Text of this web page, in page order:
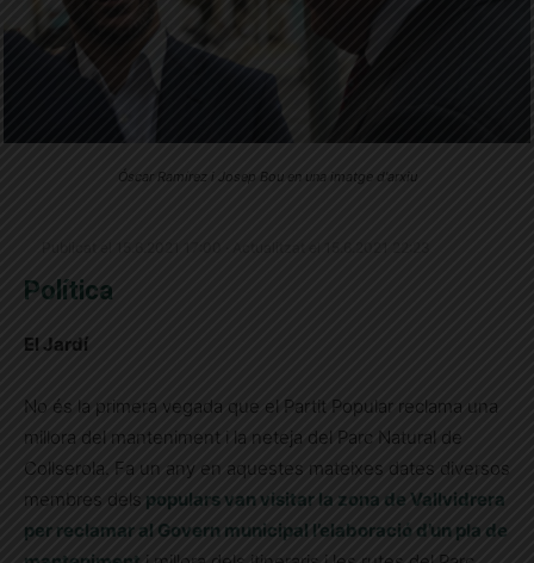
Óscar Ramírez i Josep Bou en una imatge d'arxiu
Política
El Jardí
No és la primera vegada que el Partit Popular reclama una
millora del manteniment i la neteja del Parc Natural de
Collserola. Fa un any en aquestes mateixes dates diversos
membres dels populars van visitar la zona de Vallvidrera
per reclamar al Govern municipal l’elaboració d’un pla de